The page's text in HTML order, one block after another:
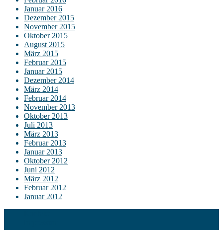
Januar 2016
Dezember 2015
November 2015
Oktober 2015
August 2015
März 2015
Februar 2015
Januar 2015
Dezember 2014
März 2014
Februar 2014
November 2013
Oktober 2013
Juli 2013
März 2013
Februar 2013
Januar 2013
Oktober 2012
Juni 2012
März 2012
Februar 2012
Januar 2012